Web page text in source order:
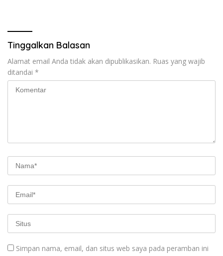
Tinggalkan Balasan
Alamat email Anda tidak akan dipublikasikan. Ruas yang wajib
ditandai *
Simpan nama, email, dan situs web saya pada peramban ini